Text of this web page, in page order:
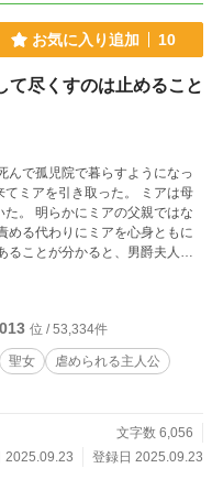
お気に入り追加 10
て尽くすのは止めること
んで孤児院で暮らすようになっ
引き取った。 ミアは母
。 明らかにミアの父親ではな
める代わりにミアを心身ともに
女としての仕事。 十分な睡眠
自の世界観
位 / 53,334件
聖女
虐められる主人公
文字数 6,056
2025.09.23
登録日 2025.09.23